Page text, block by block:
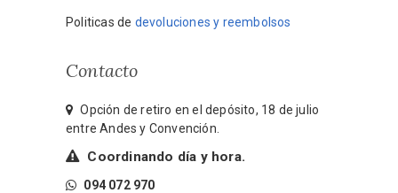
Politicas de devoluciones y reembolsos
Contacto
Opción de retiro en el depósito, 18 de julio
entre Andes y Convención.
Coordinando día y hora.
094 072 970